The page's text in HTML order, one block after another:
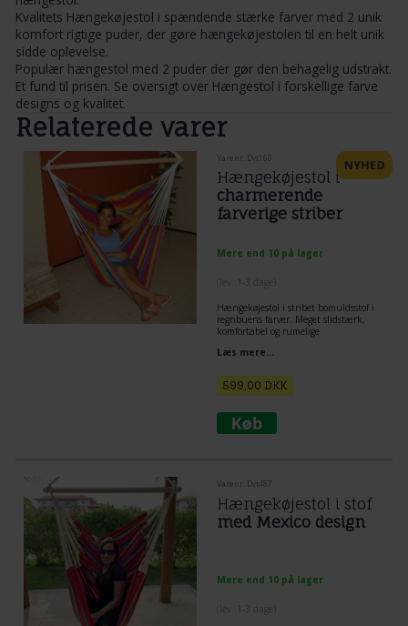
Kvalitets Hængekøjestol i spændende stærke farver med 2 unik
komfort rigtige puder, der gøre hængekøjestolen til en helt unik
sidde oplevelse.
Populær hængestol med 2 puder der gør den behagelig udstrakt.
Et fund til prisen. Se oversigt over Hængestol i forskellige farve
designs og kvalitet.
Relaterede varer
Varenr. Dvt160
Hængekøjestol i
charmerende
farverige striber
Mere end 10 på lager
Hængekøjestol i stribet bomuldsstof i
regnbuens farver. Meget slidstærk,
komfortabel og rumelige
Læs mere...
599,00 DKK
Varenr. Dvt487
Hængekøjestol i stof
med Mexico design
Mere end 10 på lager